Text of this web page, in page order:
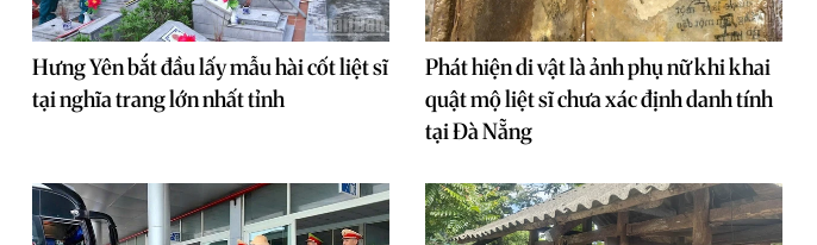
Hưng Yên bắt đầu lấy mẫu hài cốt liệt sĩ
tại nghĩa trang lớn nhất tỉnh
Phát hiện di vật là ảnh phụ nữ khi khai
quật mộ liệt sĩ chưa xác định danh tính
tại Đà Nẵng